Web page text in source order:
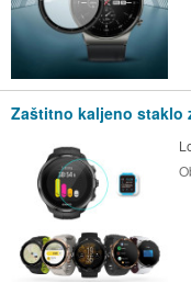
Zaštitno kaljeno staklo